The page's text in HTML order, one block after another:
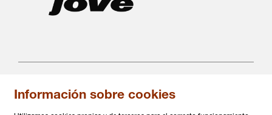
C/ Salvá 86
Información sobre cookies